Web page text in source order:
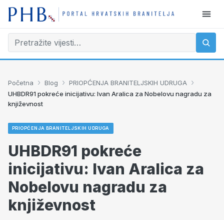
Početna › Blog › PRIOPĆENJA BRANITELJSKIH UDRUGA ›
UHBDR91 pokreće inicijativu: Ivan Aralica za Nobelovu nagradu za
književnost
PRIOPĆENJA BRANITELJSKIH UDRUGA
UHBDR91 pokreće
inicijativu: Ivan Aralica za
Nobelovu nagradu za
književnost